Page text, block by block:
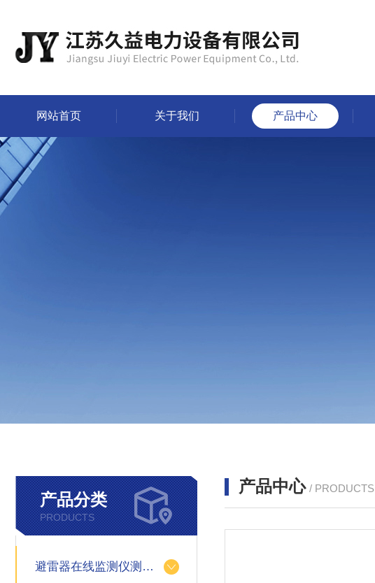
网站首页 关于我们 产品中心
产品分类
PRODUCTS
避雷器在线监测仪测试仪
产品中心 / PRODUCTS